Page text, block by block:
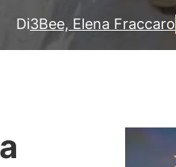
Di3Bee, Elena Fraccaro